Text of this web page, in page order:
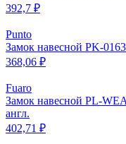
392,7 ₽
Punto
Замок навесной PK-
368,06 ₽
Fuaro
Замок навесной PL-
англ.
402,71 ₽